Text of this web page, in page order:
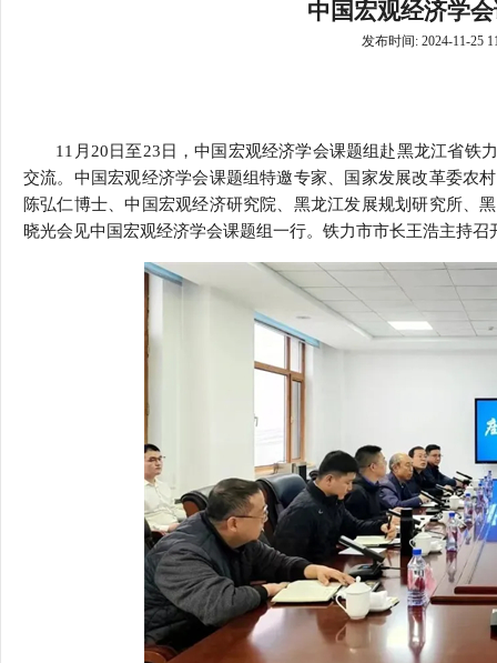
中国宏观经济学
发布时间: 2024-11-25
11月20日至23日 ，中国宏观经济学会课题组赴黑龙江省铁
交流。中国宏观经济学会课题组特邀专家、国家发展改革委农
陈弘仁博士、中国宏观经济研究院、黑龙江发展规划研究所、
晓光会见中国宏观经济学会课题组一行。铁力市市长王浩主持召